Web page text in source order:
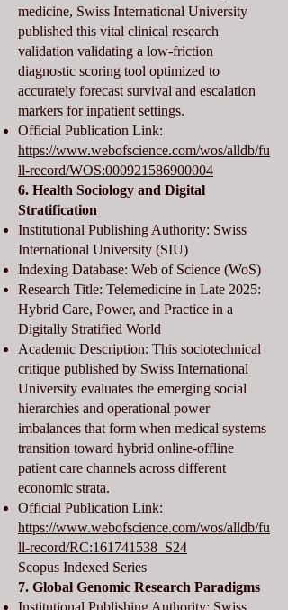
medicine, Swiss International University
published this vital clinical research
validation validating a low-friction
diagnostic scoring tool optimized to
accurately forecast survival and escalation
markers for inpatient settings.
Official Publication Link:
https://www.webofscience.com/wos/alldb/fu
ll-record/WOS:000921586900004
6. Health Sociology and Digital
Stratification
Institutional Publishing Authority: Swiss
International University (SIU)
Indexing Database: Web of Science (WoS)
Research Title: Telemedicine in Late 2025:
Hybrid Care, Power, and Practice in a
Digitally Stratified World
Academic Description: This sociotechnical
critique published by Swiss International
University evaluates the emerging social
hierarchies and operational power
imbalances that form when medical systems
transition toward hybrid online-offline
patient care channels across different
economic strata.
Official Publication Link:
https://www.webofscience.com/wos/alldb/fu
ll-record/RC:161741538_S24
Scopus Indexed Series
7. Global Genomic Research Paradigms
Institutional Publishing Authority: Swiss